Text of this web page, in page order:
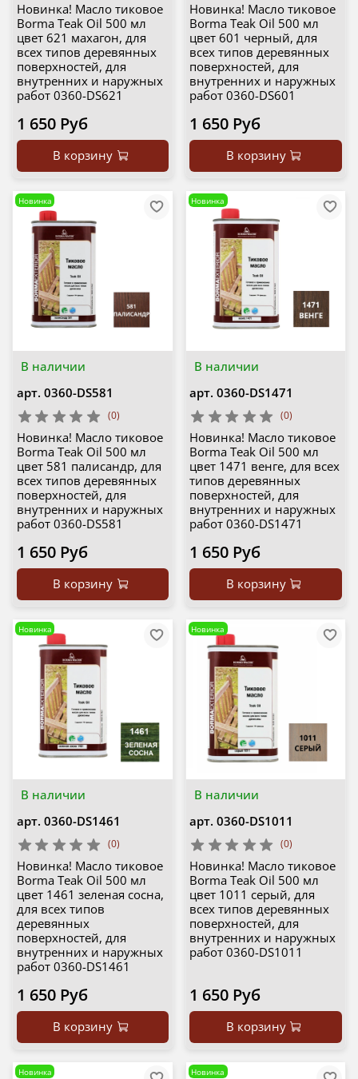
Новинка! Масло тиковое
Borma Teak Oil 500 мл
цвет 621 махагон, для
всех типов деревянных
поверхностей, для
внутренних и наружных
работ 0360-DS621
1 650 Руб
В корзину
Новинка! Масло тиковое
Borma Teak Oil 500 мл
цвет 601 черный, для
всех типов деревянных
поверхностей, для
внутренних и наружных
работ 0360-DS601
1 650 Руб
В корзину
В наличии
Новинка
арт. 0360-DS581
(0)
Новинка! Масло тиковое
Borma Teak Oil 500 мл
цвет 581 палисандр, для
всех типов деревянных
поверхностей, для
внутренних и наружных
работ 0360-DS581
1 650 Руб
В корзину
В наличии
Новинка
арт. 0360-DS1471
(0)
Новинка! Масло тиковое
Borma Teak Oil 500 мл
цвет 1471 венге, для всех
типов деревянных
поверхностей, для
внутренних и наружных
работ 0360-DS1471
1 650 Руб
В корзину
В наличии
Новинка
арт. 0360-DS1461
(0)
Новинка! Масло тиковое
Borma Teak Oil 500 мл
цвет 1461 зеленая сосна,
для всех типов
деревянных
поверхностей, для
внутренних и наружных
работ 0360-DS1461
1 650 Руб
В корзину
В наличии
Новинка
арт. 0360-DS1011
(0)
Новинка! Масло тиковое
Borma Teak Oil 500 мл
цвет 1011 серый, для
всех типов деревянных
поверхностей, для
внутренних и наружных
работ 0360-DS1011
1 650 Руб
В корзину
Новинка Новинка